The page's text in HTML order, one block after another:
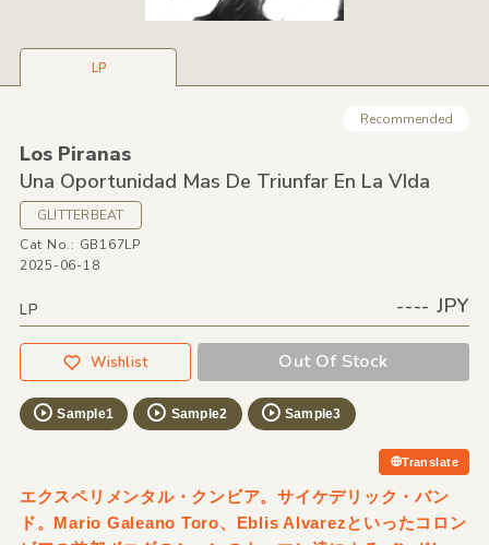
LP
Recommended
Los Piranas
Una Oportunidad Mas De Triunfar En La VIda
GLITTERBEAT
Cat No.: GB167LP
2025-06-18
LP ---- JPY
Wishlist Out Of Stock
Sample1 Sample2 Sample3
Translate
エクスペリメンタル・クンビア。サイケデリック・バン
ド。Mario Galeano Toro、Eblis Alvarezといったコロン